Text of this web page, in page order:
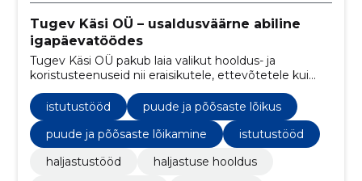
Tugev Käsi OÜ – usaldusväärne abiline
igapäevatöödes
Tugev Käsi OÜ pakub laia valikut hooldus- ja
koristusteenuseid nii eraisikutele, ettevõtetele kui
korteriühistutele. Meie meeskond töötab kiiresti,
korralikult.
istutustööd
puude ja põõsaste lõikus
puude ja põõsaste lõikamine
istutustööd
haljastustööd
haljastuse hooldus